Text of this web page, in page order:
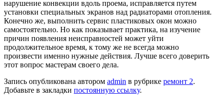
нарушение конвекции вдоль проема, исправляется путем
установки специальных экранов над радиаторами отопления.
Конечно же, выполнить сервис пластиковых окон можно
самостоятельно. Но как показывает практика, на изучение
причин появления неисправностей может уйти
продолжительное время, к тому же не всегда можно
произвести именно нужные действия. Лучше всего доверить
этот вопрос мастерам своего дела.
Запись опубликована автором admin в рубрике ремонт 2.
Добавьте в закладки постоянную ссылку.